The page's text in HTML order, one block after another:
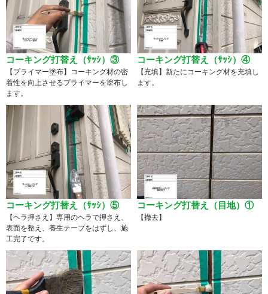
コーキング打替え（ｻｯｼ）③
【プライマー塗布】コーキング材の密
着性を向上させるプライマーを塗布し
ます。
コーキング打替え（ｻｯｼ）④
【充填】新たにコーキング材を充填し
ます。
コーキング打替え（ｻｯｼ）⑤
【ヘラ押さえ】専用のヘラで押さえ、
表面を整え、養生テープをはずし、施
工完了です。
コーキング打替え（目地）①
【撤去】